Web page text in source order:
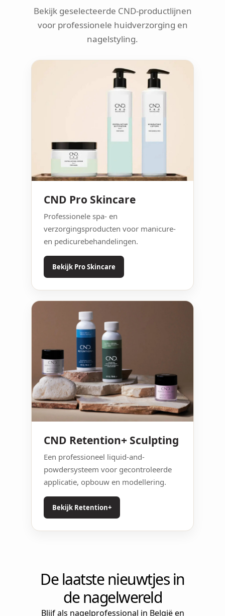
Bekijk geselecteerde CND-productlijnen
voor professionele huidverzorging en
nagelstyling.
CND Pro Skincare
Professionele spa- en
verzorgingsproducten voor manicure-
en pedicurebehandelingen.
Bekijk Pro Skincare
CND Retention+ Sculpting
Een professioneel liquid-and-
powdersysteem voor gecontroleerde
applicatie, opbouw en modellering.
Bekijk Retention+
De laatste nieuwtjes in
de nagelwereld
Blijf als nagelprofessional in België en